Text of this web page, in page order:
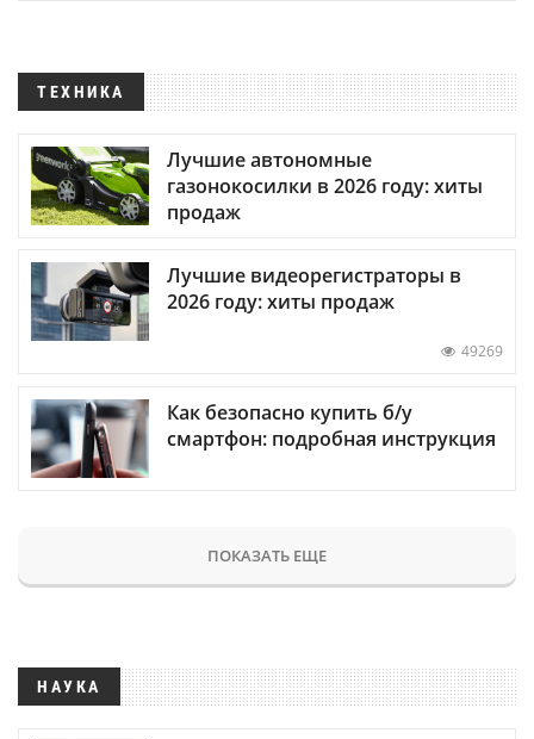
ТЕХНИКА
Лучшие автономные
газонокосилки в 2026 году: хиты
продаж
Лучшие видеорегистраторы в
2026 году: хиты продаж
49269
Как безопасно купить б/у
смартфон: подробная инструкция
ПОКАЗАТЬ ЕЩЕ
НАУКА